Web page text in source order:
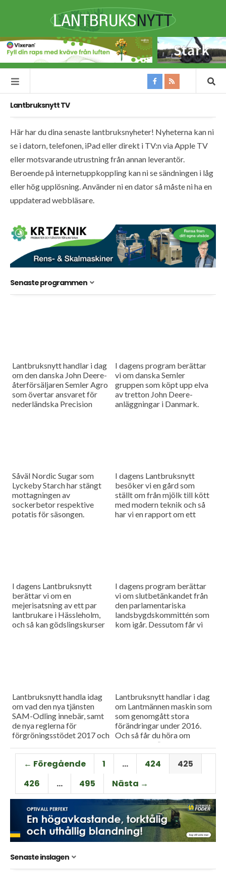
Lantbruksnytt TV
Här har du dina senaste lantbruksnyheter! Nyheterna kan ni
se i datorn, telefonen, iPad eller direkt i TV:n via Apple TV
eller motsvarande utrustning från annan leverantör.
Beroende på internetuppkoppling kan ni se sändningen i låg
eller hög upplösning. Använder ni en dator så måste ni ha en
uppdaterad webbläsare.
Senaste programmen
Lantbruksnytt handlar i dag
om den danska John Deere-
återförsäljaren Semler Agro
som övertar ansvaret för
nederländska Precision
I dagens program berättar
vi om danska Semler
gruppen som köpt upp elva
av tretton John Deere-
anläggningar i Danmark.
Såväl Nordic Sugar som
Lyckeby Starch har stängt
mottagningen av
sockerbetor respektive
potatis för säsongen.
I dagens Lantbruksnytt
besöker vi en gård som
ställt om från mjölk till kött
med modern teknik och så
har vi en rapport om ett
I dagens Lantbruksnytt
berättar vi om en
mejerisatsning av ett par
lantbrukare i Hässleholm,
och så kan gödslingskurser
I dagens program berättar
vi om slutbetänkandet från
den parlamentariska
landsbygdskommittén som
kom igår. Dessutom får vi
Lantbruksnytt handla idag
om vad den nya tjänsten
SAM-Odling innebär, samt
de nya reglerna för
förgröningsstödet 2017 och
hur det blir enklare med
precisionsodling.
Lantbruksnytt handlar i dag
om Lantmännen maskin som
som genomgått stora
förändringar under 2016.
Och så får du höra om
märkningen ”Redig mat från
trakten” som varit igång ett
år...
← Föregående 1 … 424
425
426
… 495 Nästa →
Senaste inslagen